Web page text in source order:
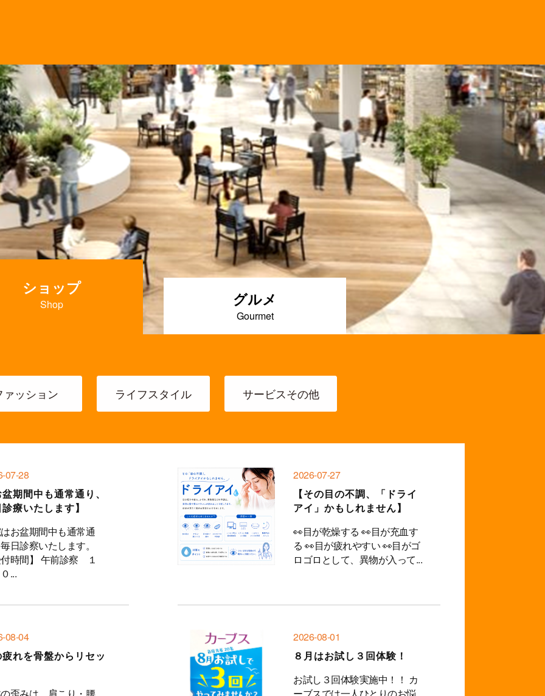
ショップ
グルメ
ァッション ライフスタイル サービスその他
07-28
期間中も通常通り、
療いたします】
お盆期間中も通常通
日診察いたします。
時間】 午前診察 １
...
2026-07-27
【その目の不調、「ドライ
アイ」かもしれません】
👀目が乾燥する 👀目が充血す
る 👀目が疲れやすい 👀目がゴ
ロゴロとして、異物が入って...
08-04
れを骨盤からリセッ
歪みは、肩こり・腰
2026-08-01
８月はお試し３回体験！
お試し３回体験実施中！！ カ
ーブスでは一人ひとりのお悩